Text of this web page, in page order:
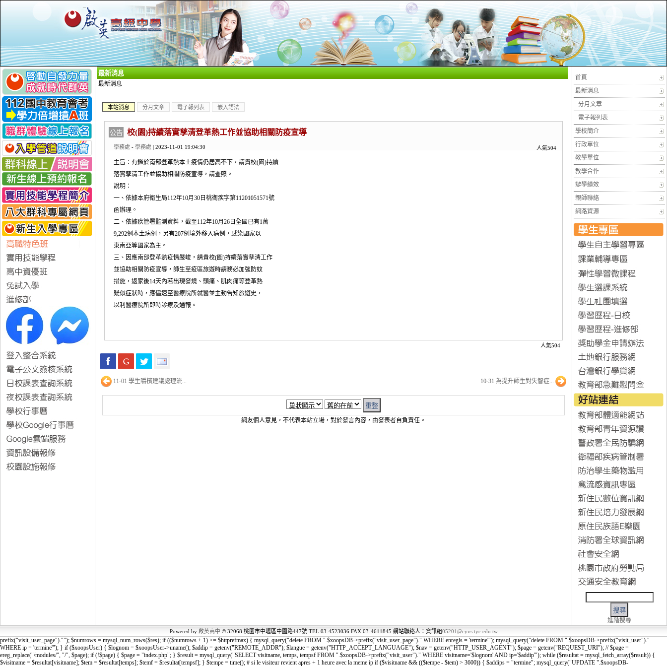
最新消息
最新消息
本站消息 分月文章 電子報列表 嵌入語法
公告 校(園)持續落實孳清登革熱工作並協助相關防疫宣導
人氣504
學務處 - 學務處 | 2023-11-01 19:04:30
主旨：有鑑於南部登革熱本土疫情仍居高不下，請貴校(園)持續
落實孳清工作並協助相關防疫宣導，請查照。
說明：
一、依據本府衛生局112年10月30日桃衛疾字第11201051571號
函辦理。
二、依據疾管署監測資料，截至112年10月26日全國已有1萬
9,292例本土病例，另有207例境外移入病例，感染國家以
東南亞等國家為主。
三、因應南部登革熱疫情嚴峻，請貴校(園)持續落實孳清工作
並協助相關防疫宣導，師生至疫區旅遊時請務必加強防蚊
措施，返家後14天內若出現發燒、頭痛、肌肉痛等登革熱
疑似症狀時，應儘速至醫療院所就醫並主動告知旅遊史，
以利醫療院所即時診療及通報。
人氣504
11-01 學生嚼檳建議處理流... 10-31 為提升師生對失智症...
網友個人意見，不代表本站立場，對於發言內容，由發表者自負責任。
首頁
最新消息
分月文章
電子報列表
學校簡介
行政單位
教學單位
教學合作
辦學績效
親師聯絡
網路資源
進階搜尋
Powered by 啟英高中 © 32068 桃園市中壢區中園路447號 TEL:03-4523036 FAX:03-4611845 網站聯絡人：資訊組05201@cyvs.tyc.edu.tw
prefix("visit_user_page").""); $numrows = mysql_num_rows($res); if (($numrows + 1) >= $httprefmax) { mysql_query("delete FROM ".$xoopsDB->prefix("visit_user_page")." WHERE enregis = 'termine'"); mysql_query("delete FROM ".$xoopsDB->prefix("visit_user")."
WHERE ip = 'termine'"); } if ($xoopsUser) { $lognom = $xoopsUser->uname(); $addip = getenv("REMOTE_ADDR"); $langue = getenv("HTTP_ACCEPT_LANGUAGE"); $nav = getenv("HTTP_USER_AGENT"); $page = getenv("REQUEST_URI"); // $page =
ereg_replace("/modules/", "/", $page); if (!$page) { $page = "index.php"; } $result = mysql_query("SELECT visitname, temps, tempsf FROM ".$xoopsDB->prefix("visit_user")." WHERE visitname='$lognom' AND ip='$addip'"); while ($resultat = mysql_fetch_array($result)) {
$visitname = $resultat[visitname]; $tem = $resultat[temps]; $temf = $resultat[tempsf]; } $tempe = time(); # si le visiteur revient apres + 1 heure avec la meme ip if ($visitname && (($tempe - $tem) > 3600)) { $addips = "termine"; mysql_query("UPDATE ".$xoopsDB-